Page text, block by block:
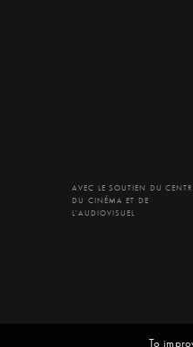
AVEC LE SOUTIEN DU
DU CINÉMA ET DE
L'AUDIOVISUEL
To